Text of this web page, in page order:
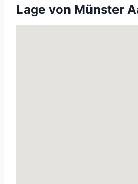
Lage von Münster